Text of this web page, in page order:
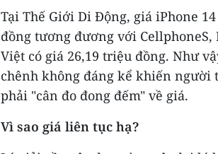
Tại Thế Giới Di Động, giá iPhone
đồng tương đương với CellphoneS,
Việt có giá 26,19 triệu đồng. Như
chênh không đáng kể khiến người
phải "cân đo đong đếm" về giá.
Vì sao giá liên tục hạ?